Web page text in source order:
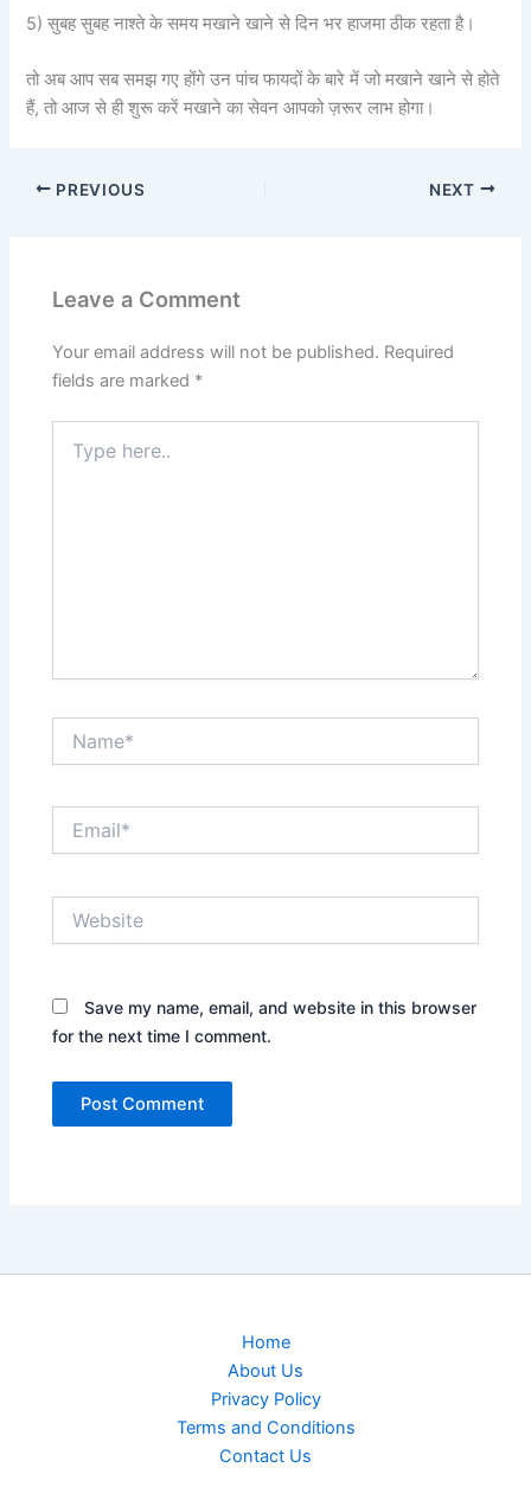
5) सुबह सुबह नाश्ते के समय मखाने खाने से दिन भर हाजमा ठीक रहता है।
तो अब आप सब समझ गए होंगे उन पांच फायदों के बारे में जो मखाने खाने से होते
हैं, तो आज से ही शुरू करें मखाने का सेवन आपको ज़रूर लाभ होगा।
PREVIOUS NEXT
Leave a Comment
Your email address will not be published. Required
fields are marked *
here..
Save my name, email, and website in this browser
for the next time I comment.
Home
About Us
Privacy Policy
Terms and Conditions
Contact Us